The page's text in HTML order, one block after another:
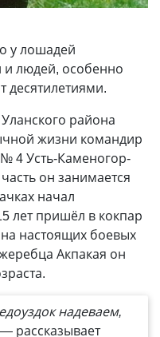
у лошадей
и людей, особенно
десятилетиями.
района
жизни командир
4 Усть-Каменогор­
он занимается
начал
лет пришёл в кокпар
настоящих боевых
Акпакая он
надеваем,
рассказывает